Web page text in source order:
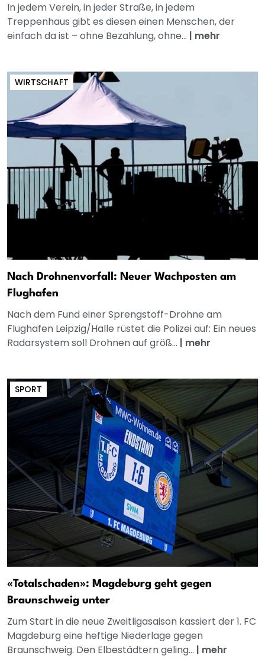
In jedem Verein, in jeder Straße, in jedem
Treppenhaus gibt es diesen einen Menschen, der
einfach da ist – ohne Bezahlung, ohne... | mehr
WIRTSCHAFT
Nach Drohnenvorfall: Neuer Wachposten am
Flughafen
Nach dem Fund einer Sprengstoff-Drohne am
Flughafen Leipzig/Halle rüstet die Polizei auf: Ein neues
Radarsystem soll Drohnen auf größ... | mehr
SPORT
«Totalschaden»: Magdeburg geht gegen
Braunschweig unter
Zum Start in die neue Zweitligasaison kassiert der 1. FC
Magdeburg eine heftige Niederlage gegen
Braunschweig. Den Elbestädtern geling... | mehr